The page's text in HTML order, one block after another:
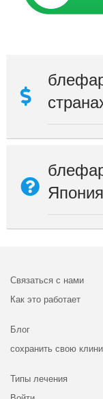
Связаться с нами
Как это работает
Блог
сохранить свою
Типы лечения